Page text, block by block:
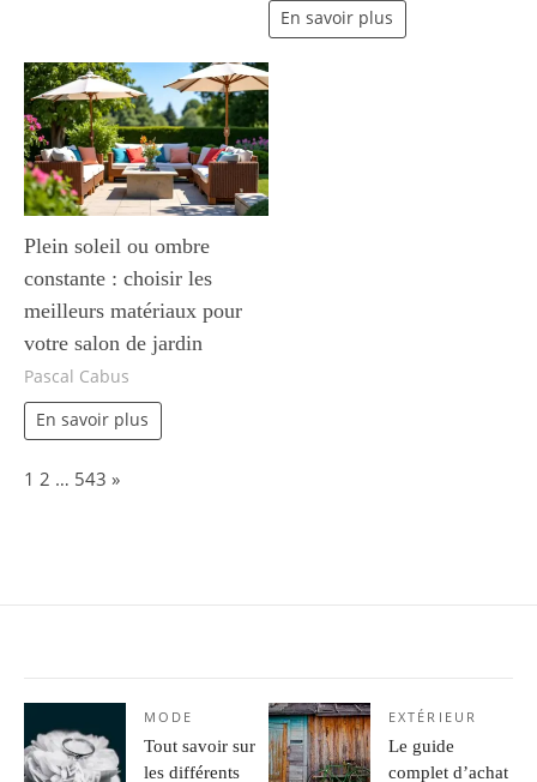
En savoir plus
Plein soleil ou ombre
constante : choisir les
meilleurs matériaux pour
votre salon de jardin
Pascal Cabus
En savoir plus
Page:
1 2 … 543 Next
»
MODE
Tout savoir sur
les différents
EXTÉRIEUR
Le guide
complet d’achat